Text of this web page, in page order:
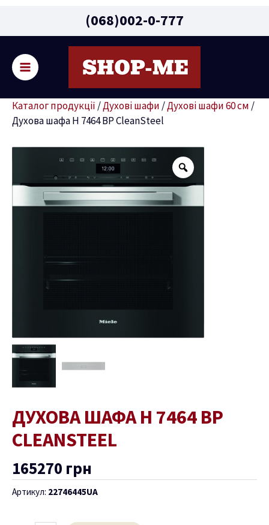
(068)002-0-777
Menu
Каталог продукції /Духові шафи /Духові шафи 60 см /
Духова шафа H 7464 BP CleanSteel
ДУХОВА ШАФА H 7464 BP
CLEANSTEEL
165270 грн
Артикул: 22746445UA
H